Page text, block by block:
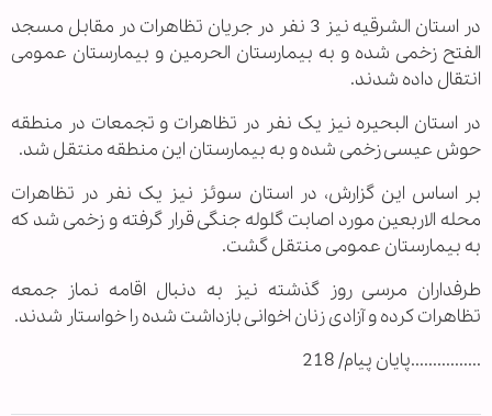
در استان الشرقیه نیز 3 نفر در جریان تظاهرات در مقابل مسجد
الفتح زخمی شده و به بیمارستان الحرمین و بیمارستان عمومی
انتقال داده شدند.
در استان البحیره نیز یک نفر در تظاهرات و تجمعات در منطقه
حوش عیسی زخمی شده و به بیمارستان این منطقه منتقل شد.
بر اساس این گزارش، در استان سوئز نیز یک نفر در تظاهرات
محله الاربعین مورد اصابت گلوله جنگی قرار گرفته و زخمی شد که
به بیمارستان عمومی منتقل گشت.
طرفداران مرسی روز گذشته نیز به دنبال اقامه نماز جمعه
تظاهرات کرده و آزادی زنان اخوانی بازداشت شده را خواستار شدند.
................پایان پیام/ 218